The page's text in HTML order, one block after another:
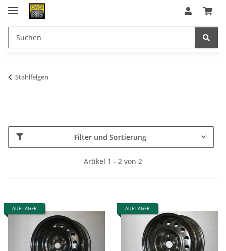
Stahlfelgen
Filter und Sortierung
Artikel 1 - 2 von 2
AUF LAGER AUF LAGER